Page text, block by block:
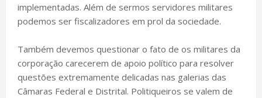
implementadas. Além de sermos servidores militares
podemos ser fiscalizadores em prol da sociedade.
Também devemos questionar o fato de os militares da
corporação carecerem de apoio político para resolver
questões extremamente delicadas nas galerias das
Câmaras Federal e Distrital. Politiqueiros se valem de